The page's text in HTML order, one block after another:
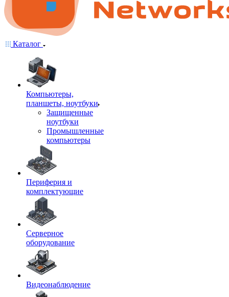
Каталог
Компьютеры,
планшеты, ноутбуки
Защищенные
ноутбуки
Промышленные
компьютеры
Периферия и
комплектующие
Серверное
оборудование
Видеонаблюдение